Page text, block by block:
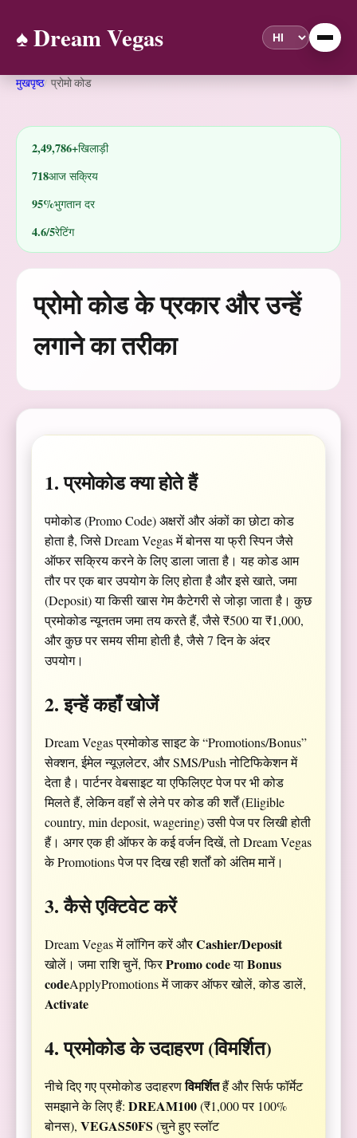
♠️ Dream Vegas
मुखपृष्ठ प्रोमो कोड
2,49,786+खिलाड़ी
718आज सक्रिय
95%भुगतान दर
4.6/5रेटिंग
प्रोमो कोड के प्रकार और उन्हें
लगाने का तरीका
1. प्रमोकोड क्या होते हैं
पमोकोड (Promo Code) अक्षरों और अंकों का छोटा कोड
होता है, जिसे Dream Vegas में बोनस या फ्री स्पिन जैसे
ऑफर सक्रिय करने के लिए डाला जाता है। यह कोड आम
तौर पर एक बार उपयोग के लिए होता है और इसे खाते, जमा
(Deposit) या किसी खास गेम कैटेगरी से जोड़ा जाता है। कुछ
प्रमोकोड न्यूनतम जमा तय करते हैं, जैसे ₹500 या ₹1,000,
और कुछ पर समय सीमा होती है, जैसे 7 दिन के अंदर
उपयोग।
2. इन्हें कहाँ खोजें
Dream Vegas प्रमोकोड साइट के “Promotions/Bonus”
सेक्शन, ईमेल न्यूज़लेटर, और SMS/Push नोटिफिकेशन में
देता है। पार्टनर वेबसाइट या एफिलिएट पेज पर भी कोड
मिलते हैं, लेकिन वहाँ से लेने पर कोड की शर्तें (Eligible
country, min deposit, wagering) उसी पेज पर लिखी होती
हैं। अगर एक ही ऑफर के कई वर्जन दिखें, तो Dream Vegas
के Promotions पेज पर दिख रही शर्तों को अंतिम मानें।
3. कैसे एक्टिवेट करें
Dream Vegas में लॉगिन करें औरCashier/Deposit
खोलें। जमा राशि चुनें, फिरPromo codeयाBonus
codeApplyPromotions में जाकर ऑफर खोलें, कोड डालें,
Activate
4. प्रमोकोड के उदाहरण (विमर्शित)
नीचे दिए गए प्रमोकोड उदाहरणविमर्शितहैं और सिर्फ फॉर्मेट
समझाने के लिए हैं:DREAM100(₹1,000 पर 100%
बोनस),VEGAS50FS (चुने हुए स्लॉट